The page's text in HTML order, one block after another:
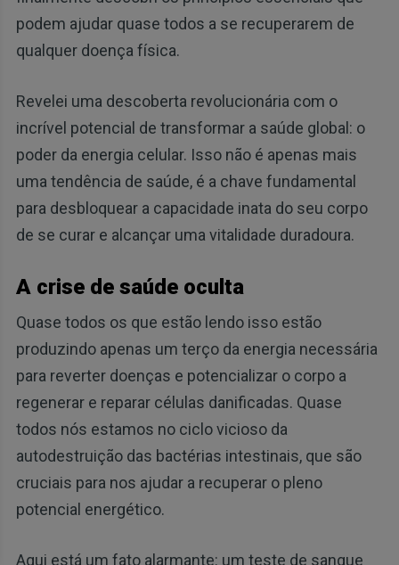
podem ajudar quase todos a se recuperarem de
qualquer doença física.
Revelei uma descoberta revolucionária com o
incrível potencial de transformar a saúde global: o
poder da energia celular. Isso não é apenas mais
uma tendência de saúde, é a chave fundamental
para desbloquear a capacidade inata do seu corpo
de se curar e alcançar uma vitalidade duradoura.
A crise de saúde oculta
Quase todos os que estão lendo isso estão
produzindo apenas um terço da energia necessária
para reverter doenças e potencializar o corpo a
regenerar e reparar células danificadas. Quase
todos nós estamos no ciclo vicioso da
autodestruição das bactérias intestinais, que são
cruciais para nos ajudar a recuperar o pleno
potencial energético.
Aqui está um fato alarmante: um teste de sangue